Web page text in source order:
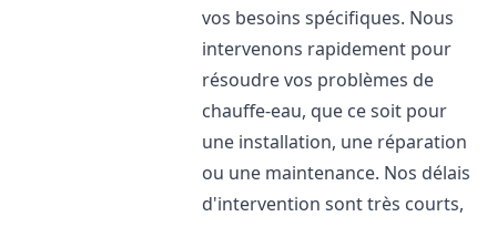
vos besoins spécifiques. Nous
intervenons rapidement pour
résoudre vos problèmes de
chauffe-eau, que ce soit pour
une installation, une réparation
ou une maintenance. Nos délais
d'intervention sont très courts,